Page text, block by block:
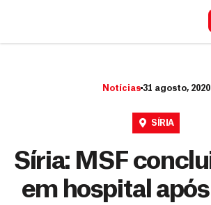
Notícias 31 agosto, 2020
SÍRIA
Síria: MSF
em hospital
a
r